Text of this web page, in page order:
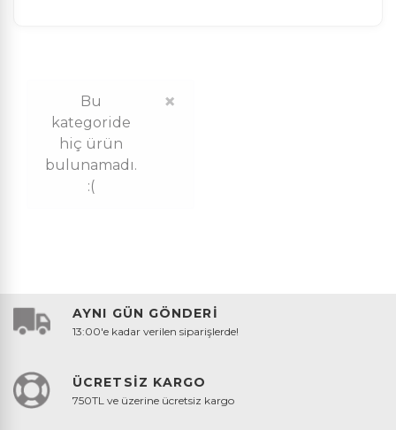
Bu
kategoride
hiç ürün
bulunamadı.
:(
×
AYNI GÜN GÖNDERİ
13:00'e kadar verilen siparişlerde!
ÜCRETSİZ KARGO
750TL ve üzerine ücretsiz kargo